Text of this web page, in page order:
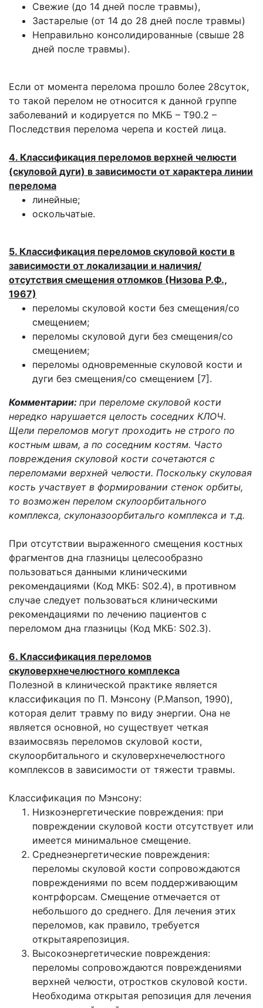
Свежие (до 14 дней после травмы),
Застарелые (от 14 до 28 дней после травмы)
Неправильно консолидированные (свыше 28
дней после травмы).
Если от момента перелома прошло более 28суток,
то такой перелом не относится к данной группе
заболеваний и кодируется по МКБ – Т90.2 –
Последствия перелома черепа и костей лица.
4. Классификация переломов верхней челюсти
(скуловой дуги) в зависимости от характера линии
перелома
линейные;
оскольчатые.
5. Классификация переломов скуловой кости в
зависимости от локализации и наличия/
отсутствия смещения отломков (Низова Р.Ф.,
1967)
переломы скуловой кости без смещения/со
смещением;
переломы скуловой дуги без смещения/со
смещением;
переломы одновременные скуловой кости и
дуги без смещения/со смещением [7].
Комментарии: при переломе скуловой кости
нередко нарушается целость соседних КЛОЧ.
Щели переломов могут проходить не строго по
костным швам, а по соседним костям. Часто
повреждения скуловой кости сочетаются с
переломами верхней челюсти. Поскольку скуловая
кость участвует в формировании стенок орбиты,
то возможен перелом скулоорбитального
комплекса, скулоназоорбитальго комплекса и т.д.
При отсутствии выраженного смещения костных
фрагментов дна глазницы целе­сообразно
пользоваться данными клиническими
рекомендациями (Код МКБ: S02.4), в противном
случае следует пользоваться клиническими
рекомендациями по лечению пациентов с
переломом дна глазницы (Код МКБ: S02.3).
6. Классификация переломов
скуловерхнечелюстного комплекса
Полезной в клинической практике является
классификация по П. Мэнсону (P.Manson, 1990),
которая делит травму по виду энергии. Она не
является основной, но существует четкая
взаимосвязь переломов скуловой кости,
скулоорбитального и скуло­верхнечелюстного
комплексов в зависимости от тяжести травмы.
Классификация по Мэнсону:
Низкоэнергетические повреждения: при
повреждении скуловой кости отсут­ствует или
имеется минимальное смещение.
Среднеэнергетические повреждения:
переломы скуловой кости сопровождаются
повреждениями по всем поддерживающим
контрфорсам. Смещение отмечается от
неболь­шого до среднего. Для лечения этих
переломов, как правило, требуется
открытаярепозиция.
Высокоэнергетические повреждения:
переломы сопровождаются повреждениями
верхней челюсти, отростков скуловой кости.
Необходима открытая репозиция для лечения